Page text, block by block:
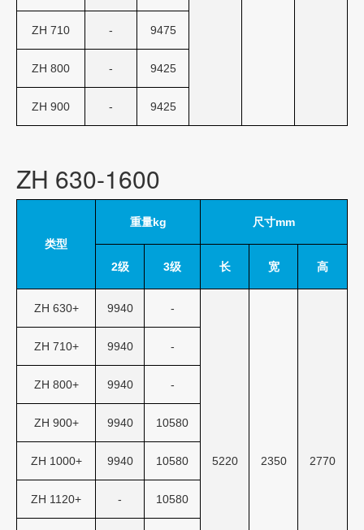
ZH 710 - 9475
ZH 800 - 9425
ZH 900 - 9425
ZH 630-1600
类型
重量kg 尺寸mm
2级 3级 长 宽 高
ZH 630+ 9940 -
5220 2350 2770
ZH 710+ 9940 -
ZH 800+ 9940 -
ZH 900+ 9940 10580
ZH 1000+ 9940 10580
ZH 1120+ - 10580